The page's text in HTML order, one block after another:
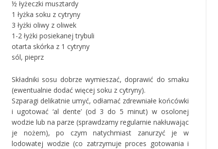
½ łyżeczki musztardy
1 łyżka soku z cytryny
3 łyżki oliwy z oliwek
1-2 łyżki posiekanej trybuli
otarta skórka z 1 cytryny
sól, pieprz
Składniki sosu dobrze wymieszać, doprawić do smaku
(ewentualnie dodać więcej soku z cytryny).
Szparagi delikatnie umyć, odłamać zdrewniałe końcówki
i ugotować ‘al dente’ (od 3 do 5 minut) w osolonej
wodzie lub na parze (sprawdzamy regularnie nakłuwając
je nożem), po czym natychmiast zanurzyć je w
lodowatej wodzie (co zatrzymuje proces gotowania i